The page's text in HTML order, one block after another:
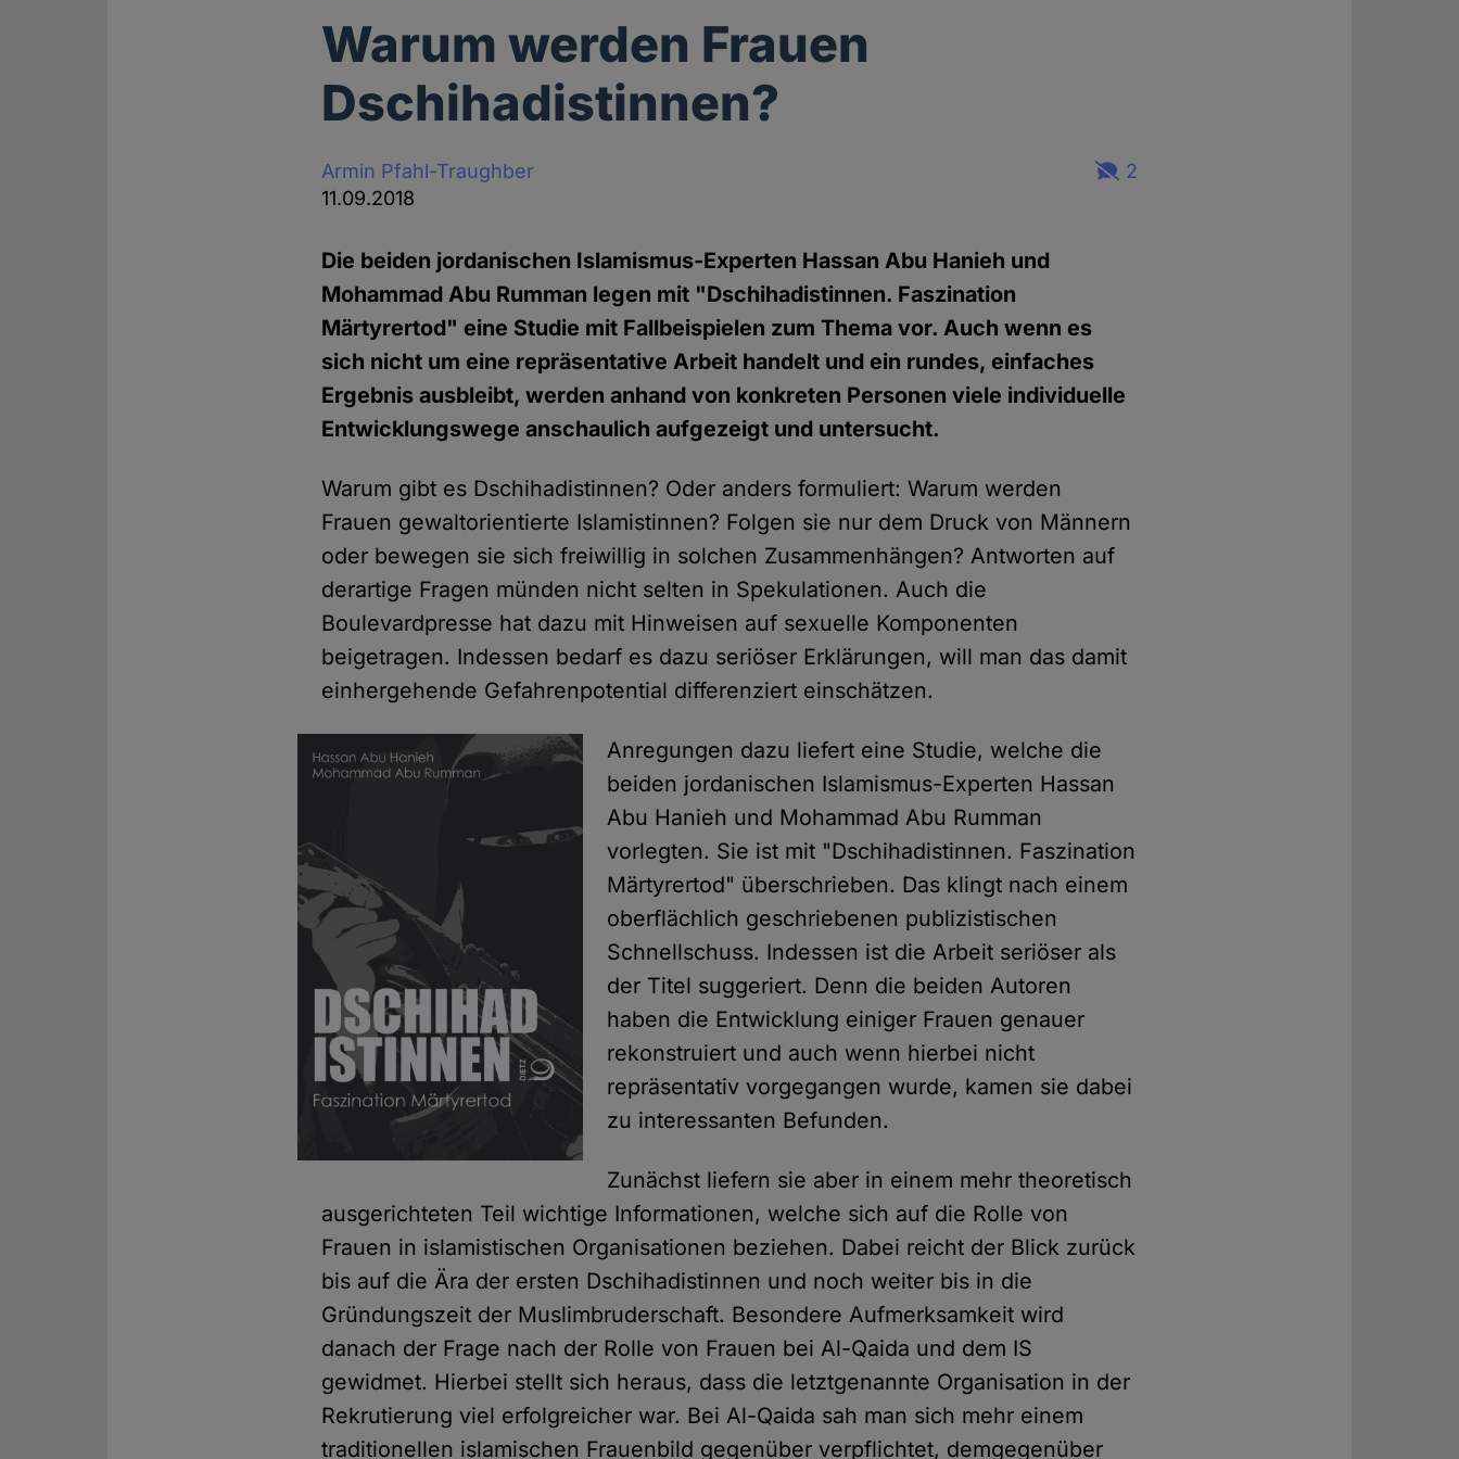
Warum werden Frauen
Dschihadistinnen?
Armin Pfahl-Traughber
11.09.2018
2
Die beiden jordanischen Islamismus-Experten Hassan Abu Hanieh und
Mohammad Abu Rumman legen mit "Dschihadistinnen. Faszination
Märtyrertod" eine Studie mit Fallbeispielen zum Thema vor. Auch wenn es
sich nicht um eine repräsentative Arbeit handelt und ein rundes, einfaches
Ergebnis ausbleibt, werden anhand von konkreten Personen viele individuelle
Entwicklungswege anschaulich aufgezeigt und untersucht.
Warum gibt es Dschihadistinnen? Oder anders formuliert: Warum werden
Frauen gewaltorientierte Islamistinnen? Folgen sie nur dem Druck von Männern
oder bewegen sie sich freiwillig in solchen Zusammenhängen? Antworten auf
derartige Fragen münden nicht selten in Spekulationen. Auch die
Boulevardpresse hat dazu mit Hinweisen auf sexuelle Komponenten
beigetragen. Indessen bedarf es dazu seriöser Erklärungen, will man das damit
einhergehende Gefahrenpotential differenziert einschätzen.
Anregungen dazu liefert eine Studie, welche die
beiden jordanischen Islamismus-Experten Hassan
Abu Hanieh und Mohammad Abu Rumman
vorlegten. Sie ist mit "Dschihadistinnen. Faszination
Märtyrertod" überschrieben. Das klingt nach einem
oberflächlich geschriebenen publizistischen
Schnellschuss. Indessen ist die Arbeit seriöser als
der Titel suggeriert. Denn die beiden Autoren
haben die Entwicklung einiger Frauen genauer
rekonstruiert und auch wenn hierbei nicht
repräsentativ vorgegangen wurde, kamen sie dabei
zu interessanten Befunden.
Zunächst liefern sie aber in einem mehr theoretisch
ausgerichteten Teil wichtige Informationen, welche sich auf die Rolle von
Frauen in islamistischen Organisationen beziehen. Dabei reicht der Blick zurück
bis auf die Ära der ersten Dschihadistinnen und noch weiter bis in die
Gründungszeit der Muslimbruderschaft. Besondere Aufmerksamkeit wird
danach der Frage nach der Rolle von Frauen bei Al-Qaida und dem IS
gewidmet. Hierbei stellt sich heraus, dass die letztgenannte Organisation in der
Rekrutierung viel erfolgreicher war. Bei Al-Qaida sah man sich mehr einem
traditionellen islamischen Frauenbild gegenüber verpflichtet, demgegenüber